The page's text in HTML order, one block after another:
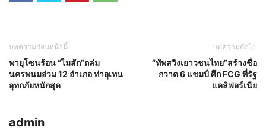
บทความก่อนหน้านี้
พายุโซนร้อน “ไมสัก”ถล่ม
นครพนมอ่วม 12 อำเภอ ท่าอุเทน
อุทกภัยหนักสุด
บทความถัดไป
“ทัพสวิงเยาวชนไทย”สร้างชื่อ
กวาด 6 แชมป์ ศึก FCG ที่รัฐ
แคลิฟอร์เนีย
admin